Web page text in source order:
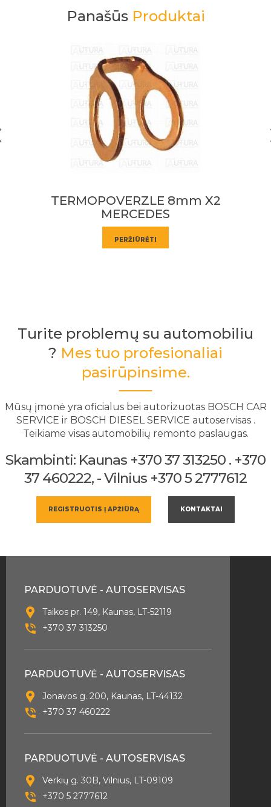
Panašūs Produktai
TERMOPOVERZLE 6mm X2
DAF
PERŽIŪRĖTI
Turite problemų su automobiliu
? Mes tuo profesionaliai
pasirūpinsime.
Mūsų įmonė yra oficialus bei autorizuotas BOSCH CAR
SERVICE ir BOSCH DIESEL SERVICE autoservisas .
Teikiame visas automobilių remonto paslaugas.
Skambinti: Kaunas +370 37 313250 . +370
37 460222, - Vilnius +370 5 2777612
REGISTRUOTIS Į APŽIŪRĄ KONTAKTAI
PARDUOTUVĖ - AUTOSERVISAS
Taikos pr. 149, Kaunas, LT-52119
+370 37 313250
PARDUOTUVĖ - AUTOSERVISAS
Jonavos g. 200, Kaunas, LT-44132
+370 37 460222
PARDUOTUVĖ - AUTOSERVISAS
Verkių g. 30B, Vilnius, LT-09109
+370 5 2777612